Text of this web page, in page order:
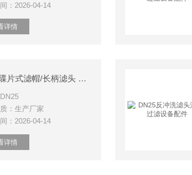
：2026-04-14
详情
DN25碟片式滤帽/长柄滤头 过滤设备配件
：生产厂家
：2026-04-14
详情